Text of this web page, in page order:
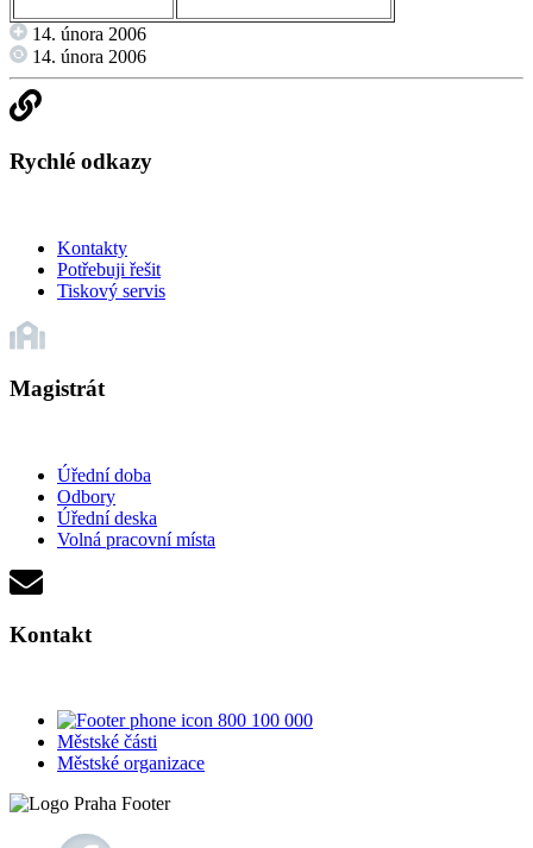
14. února 2006
14. února 2006
Rychlé odkazy
Kontakty
Potřebuji řešit
Tiskový servis
Magistrát
Úřední doba
Odbory
Úřední deska
Volná pracovní místa
Kontakt
800 100 000
Městské části
Městské organizace